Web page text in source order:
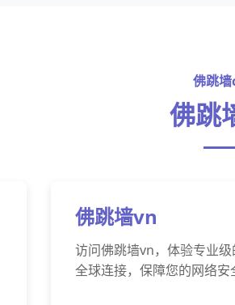
佛跳
佛跳
佛跳墙vn
访问佛跳墙vn，体验专业
全球连接，保障您的网络安